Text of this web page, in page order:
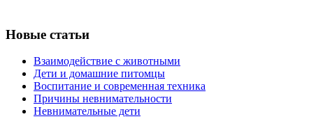
Новые статьи
Взаимодействие с животными
Дети и домашние питомцы
Воспитание и современная техника
Причины невнимательности
Невнимательные дети